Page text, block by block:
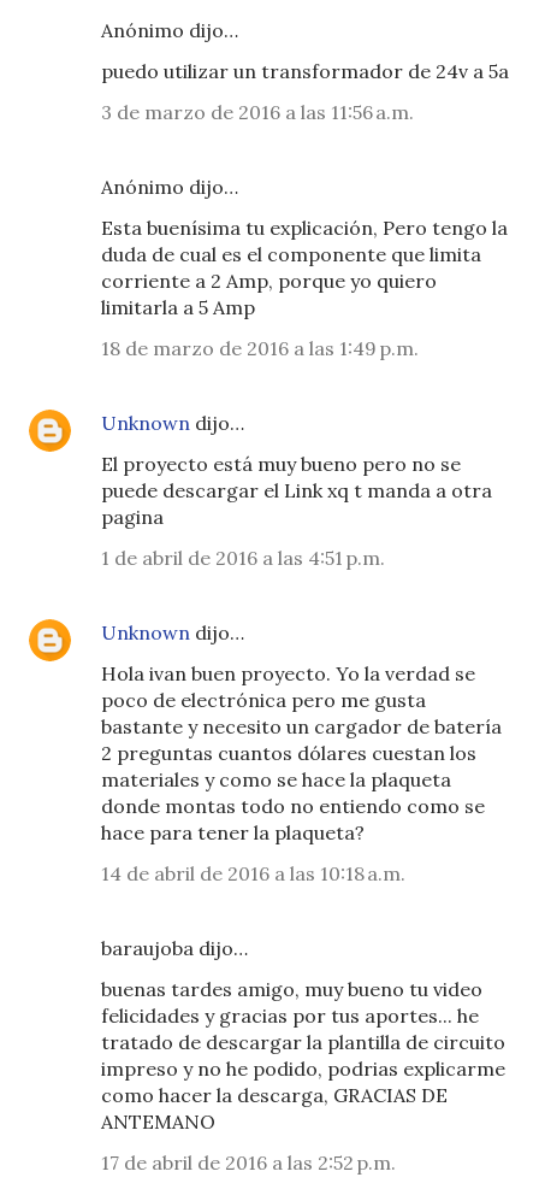
Anónimo dijo…
puedo utilizar un transformador de 24v a 5a
3 de marzo de 2016 a las 11:56 a.m.
Anónimo dijo…
Esta buenísima tu explicación, Pero tengo la
duda de cual es el componente que limita
corriente a 2 Amp, porque yo quiero
limitarla a 5 Amp
18 de marzo de 2016 a las 1:49 p.m.
Unknown dijo…
El proyecto está muy bueno pero no se
puede descargar el Link xq t manda a otra
pagina
1 de abril de 2016 a las 4:51 p.m.
Unknown dijo…
Hola ivan buen proyecto. Yo la verdad se
poco de electrónica pero me gusta
bastante y necesito un cargador de batería
2 preguntas cuantos dólares cuestan los
materiales y como se hace la plaqueta
donde montas todo no entiendo como se
hace para tener la plaqueta?
14 de abril de 2016 a las 10:18 a.m.
baraujoba dijo…
buenas tardes amigo, muy bueno tu video
felicidades y gracias por tus aportes... he
tratado de descargar la plantilla de circuito
impreso y no he podido, podrias explicarme
como hacer la descarga, GRACIAS DE
ANTEMANO
17 de abril de 2016 a las 2:52 p.m.